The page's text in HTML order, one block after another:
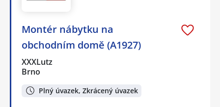
Montér nábytku na
obchodním domě (A1927)
XXXLutz
Brno
Plný úvazek, Zkrácený úvazek